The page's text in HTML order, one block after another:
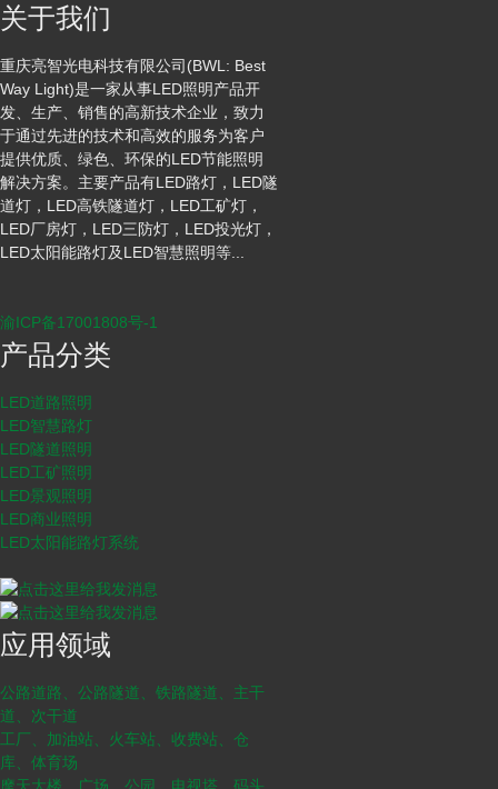
关于我们
重庆亮智光电科技有限公司(BWL: Best
Way Light)是一家从事LED照明产品开
发、生产、销售的高新技术企业，致力
于通过先进的技术和高效的服务为客户
提供优质、绿色、环保的LED节能照明
解决方案。主要产品有LED路灯，LED隧
道灯，LED高铁隧道灯，LED工矿灯，
LED厂房灯，LED三防灯，LED投光灯，
LED太阳能路灯及LED智慧照明等...
渝ICP备17001808号-1
产品分类
LED道路照明
LED智慧路灯
LED隧道照明
LED工矿照明
LED景观照明
LED商业照明
LED太阳能路灯系统
应用领域
公路道路、公路隧道、铁路隧道、主干
道、次干道
工厂、加油站、火车站、收费站、仓
库、体育场